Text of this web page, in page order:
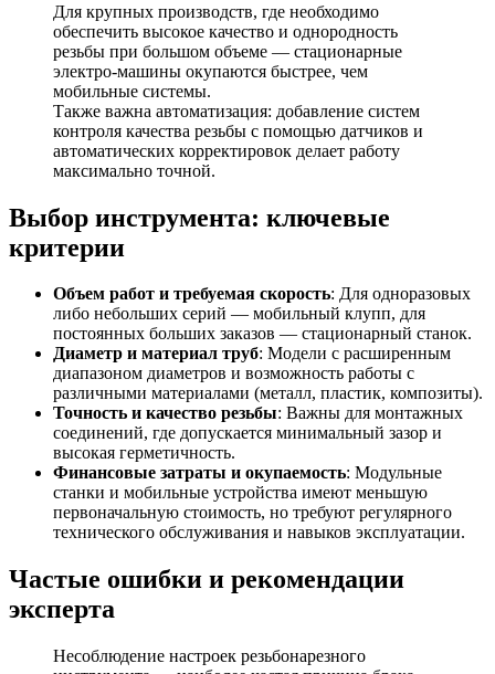
Для крупных производств, где необходимо
обеспечить высокое качество и однородность
резьбы при большом объеме — стационарные
электро-машины окупаются быстрее, чем
мобильные системы.
Также важна автоматизация: добавление систем
контроля качества резьбы с помощью датчиков и
автоматических корректировок делает работу
максимально точной.
Выбор инструмента: ключевые
критерии
Объем работ и требуемая скорость: Для одноразовых
либо небольших серий — мобильный клупп, для
постоянных больших заказов — стационарный станок.
Диаметр и материал труб: Модели с расширенным
диапазоном диаметров и возможность работы с
различными материалами (металл, пластик, композиты).
Точность и качество резьбы: Важны для монтажных
соединений, где допускается минимальный зазор и
высокая герметичность.
Финансовые затраты и окупаемость: Модульные
станки и мобильные устройства имеют меньшую
первоначальную стоимость, но требуют регулярного
технического обслуживания и навыков эксплуатации.
Частые ошибки и рекомендации
эксперта
Несоблюдение настроек резьбонарезного